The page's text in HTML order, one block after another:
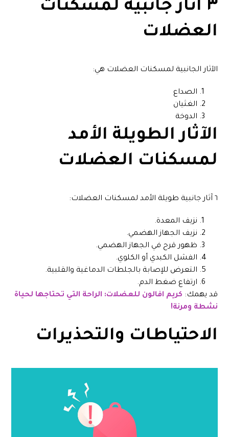
٣ آثار جانبية لمسكنات
العضلات
الآثار الجانبية لمسكنات العضلات هي:
الصداع
الغثيان
الدوخة
الآثار الطويلة الأمد
لمسكنات العضلات
٦ آثار جانبية طويلة الأمد لمسكنات العضلات:
نزيف المعدة.
نزيف الجهاز الهضمي.
ظهور قرح في الجهاز الهضمي.
الفشل الكبدي أو الكلوي.
التعرض للإصابة بالجلطات الدماغية والقلبية.
ارتفاع ضغط الدم.
قد يهمك: كريم افالون للعضلات: الراحة التي تحتاجها لحياة
نشطة ومرنة!
الاحتياطات والتحذيرات